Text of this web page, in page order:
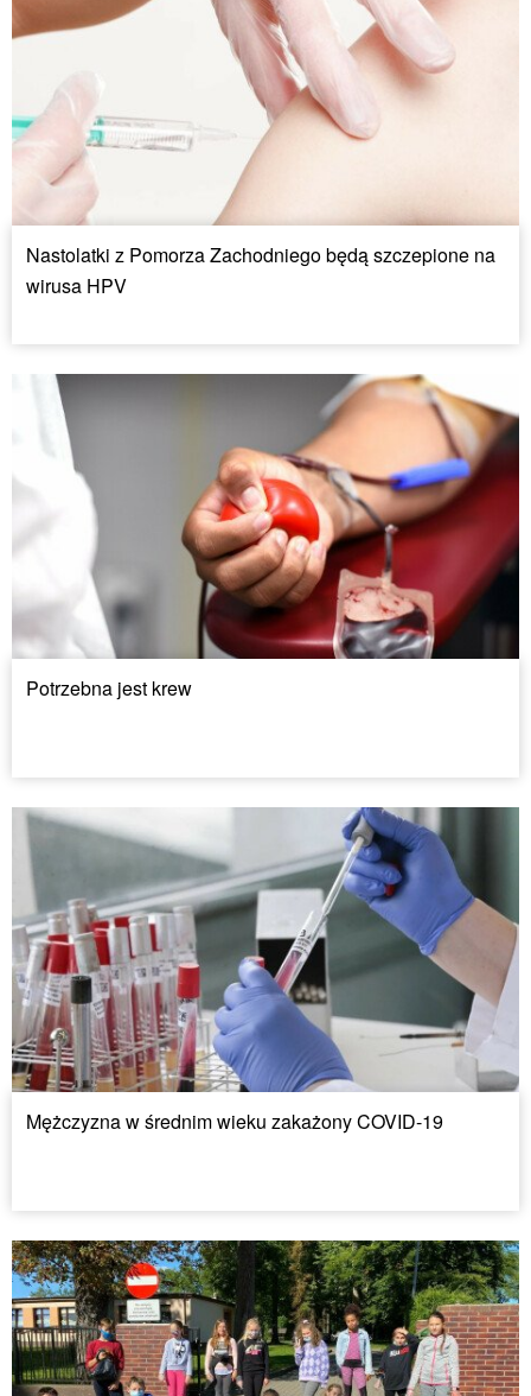
Nastolatki z Pomorza Zachodniego będą szczepione na
wirusa HPV
Potrzebna jest krew
Mężczyzna w średnim wieku zakażony COVID-19